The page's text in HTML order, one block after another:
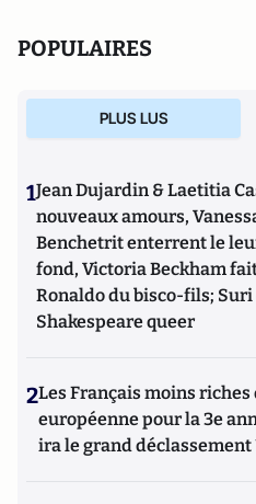
POPULAIRES
PLUS LUS
1Jean Dujardin & Laetitia
nouveaux amours,
Benchetrit enterrent le
fond, Victoria Beckham
Ronaldo du bisco-fils; Suri
Shakespeare queer
2Les Français moins riches
européenne pour la 3e
ira le grand déclassement